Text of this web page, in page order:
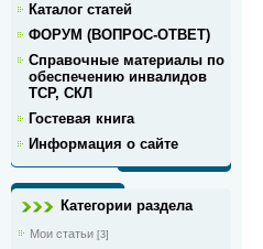
Каталог статей
ФОРУМ (ВОПРОС-ОТВЕТ)
Справочные материалы по
обеспечению инвалидов
ТСР, СКЛ
Гостевая книга
Информация о сайте
Категории раздела
Мои статьи [3]